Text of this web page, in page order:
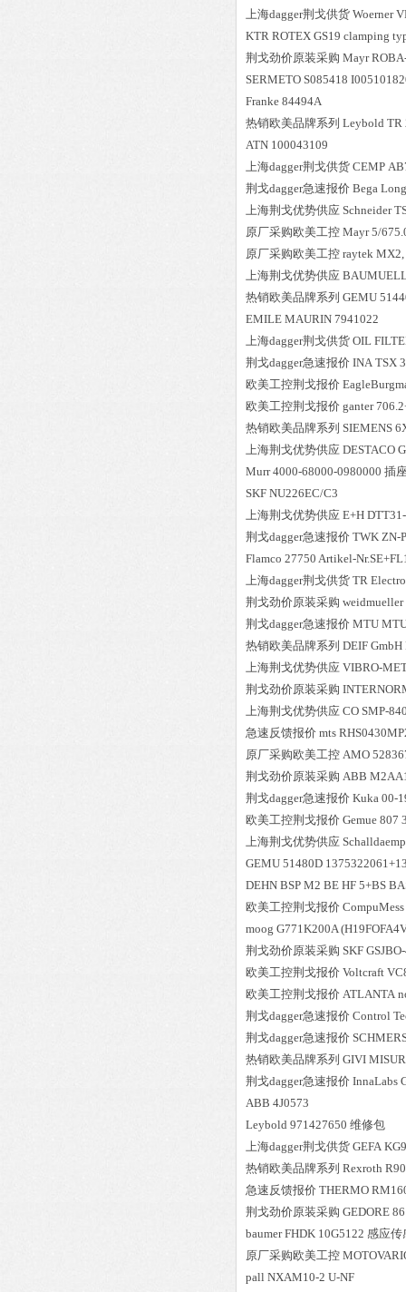
上海dagger荆戈供货 Woerner
KTR ROTEX GS19 clamping
荆戈劲价原装采购 Mayr
SERMETO S085418
Franke 84494A
热销欧美品牌系列 Leybold TR
ATN 100043109
上海dagger荆戈供货 CEMP
荆戈dagger急速报价 Bega
上海荆戈优势供应 Schneider
原厂采购欧美工控 Mayr 5/
原厂采购欧美工控 raytek
上海荆戈优势供应
热销欧美品牌系列 GEMU
EMILE MAURIN 7941022
上海dagger荆戈供货 OIL
荆戈dagger急速报价 INA TSX
欧美工控荆戈报价
欧美工控荆戈报价 ganter
热销欧美品牌系列 SIEMENS
上海荆戈优势供应 DESTACO
Murr 4000-68000-0980000 插
SKF NU226EC/C3
上海荆戈优势供应 E+H
荆戈dagger急速报价 TWK ZN-
Flamco 27750 Artikel-
上海dagger荆戈供货 TR
荆戈劲价原装采购 weidmueller
荆戈dagger急速报价 MTU
热销欧美品牌系列 DEIF GmbH
上海荆戈优势供应 VIBRO-
荆戈劲价原装采购
上海荆戈优势供应 CO SMP-
急速反馈报价 mts
原厂采购欧美工控 AMO
荆戈劲价原装采购 ABB
荆戈dagger急速报价 Kuka 00-
欧美工控荆戈报价 Gemue 807
上海荆戈优势供应
GEMU 51480D
DEHN BSP M2 BE HF 5+BS
欧美工控荆戈报价
moog G771K200A
荆戈劲价原装采购 SKF
欧美工控荆戈报价 Voltcraft
欧美工控荆戈报价 ATLANTA
荆戈dagger急速报价 Control
荆戈dagger急速报价
热销欧美品牌系列 GIVI
荆戈dagger急速报价 InnaLabs
ABB 4J0573
Leybold 971427650 维修包
上海dagger荆戈供货 GEFA
热销欧美品牌系列 Rexroth
急速反馈报价 THERMO
荆戈劲价原装采购 GEDORE
baumer FHDK 10G5122 感应传
原厂采购欧美工控
pall NXAM10-2 U-NF